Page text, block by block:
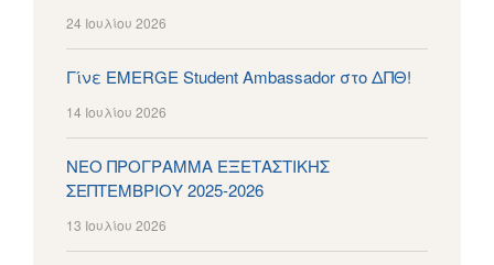
24 Ιουλίου 2026
Γίνε EMERGE Student Ambassador στο ΔΠΘ!
14 Ιουλίου 2026
ΝΕΟ ΠΡΟΓΡΑΜΜΑ ΕΞΕΤΑΣΤΙΚΗΣ
ΣΕΠΤΕΜΒΡΙΟΥ 2025-2026
13 Ιουλίου 2026